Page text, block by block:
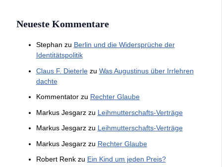
Neueste Kommentare
Stephan zu Berlin und die Widersprüche der
Identitätspolitik
Claus F. Dieterlezu Was Augustinus über Irrlehren
dachte
Kommentatorzu Rechter Glaube
Markus Jesgarzzu Leihmutterschafts-Verträge
Markus Jesgarzzu Leihmutterschafts-Verträge
Markus Jesgarzzu Rechter Glaube
Robert Renkzu Ein Kind um jeden Preis?